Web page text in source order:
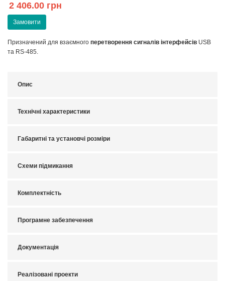
2 406.00 грн
Замовити
Призначений для взаємного перетворення сигналів інтерфейсів USB
та RS-485.
Опис
Технічні характеристики
Габаритні та установчі розміри
Схеми підмикання
Комплектність
Програмне забезпечення
Документація
Реалізовані проекти